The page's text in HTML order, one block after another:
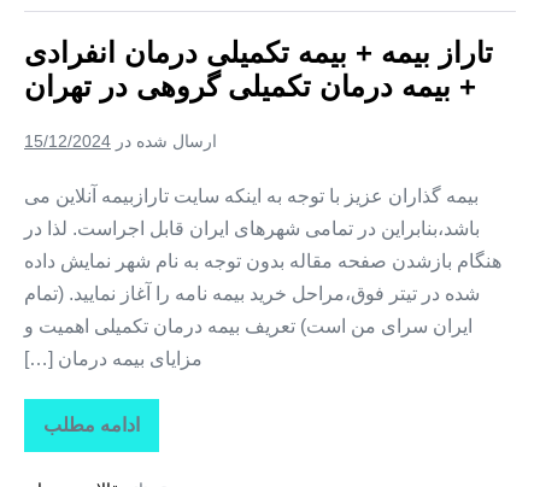
درمان
+
بیمه
درمان
تکمیلی
در
تاراز بیمه + بیمه تکمیلی درمان انفرادی
+ بیمه درمان تکمیلی گروهی در تهران
ارسال شده در 15/12/2024
بیمه گذاران عزیز با توجه به اینکه سایت تارازبیمه آنلاین می
باشد،بنابراین در تمامی شهرهای ایران قابل اجراست. لذا در
هنگام بازشدن صفحه مقاله بدون توجه به نام شهر نمایش داده
شده در تیتر فوق،مراحل خرید بیمه نامه را آغاز نمایید. (تمام
ایران سرای من است) تعریف بیمه درمان تکمیلی اهمیت و
مزایای بیمه درمان […]
ادامه مطلب
تاراز
بیمه